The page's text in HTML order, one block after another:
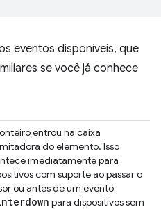
eventos disponíveis, que
se você já conhece
entrou na caixa
do elemento. Isso
imediatamente para
com suporte ao passar o
ou antes de um evento
para dispositivos sem